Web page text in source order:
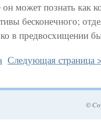
может познать как
бесконечного;
в предвосхищении
Следующая страница
©